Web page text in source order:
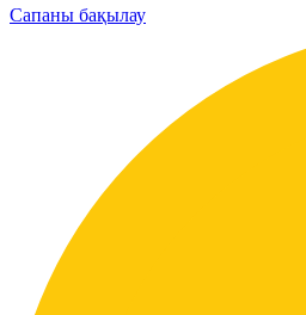
Сапаны бақылау